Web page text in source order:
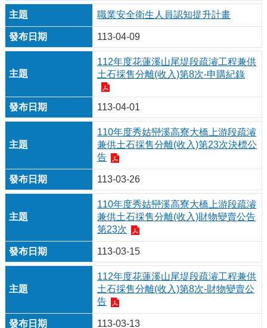
職業安全衛生人員認知提升計畫
113-04-09
112年度花蓮溪山尾堤段疏濬工程兼供
土石採售分離(收入)第8次-申購紀錄
113-04-01
110年度秀姑巒溪高寮大橋上游段疏濬
兼供土石採售分離(收入)第23次決標公
告
113-03-26
110年度秀姑巒溪高寮大橋上游段疏濬
兼供土石採售分離(收入)財物變賣公告
第23次
113-03-15
112年度花蓮溪山尾堤段疏濬工程兼供
土石採售分離(收入)第8次-財物變賣公
告
113-03-13